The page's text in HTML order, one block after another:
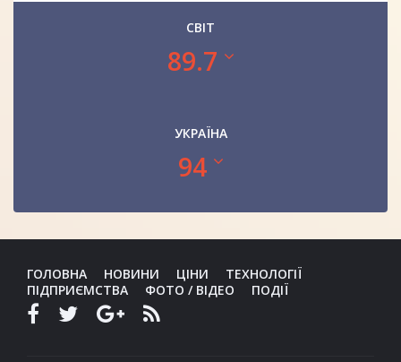
СВІТ
89.7
УКРАЇНА
94
ГОЛОВНА НОВИНИ ЦІНИ
ТЕХНОЛОГІЇ
ПІДПРИЄМСТВА
ФОТО / ВІДЕО ПОДІЇ